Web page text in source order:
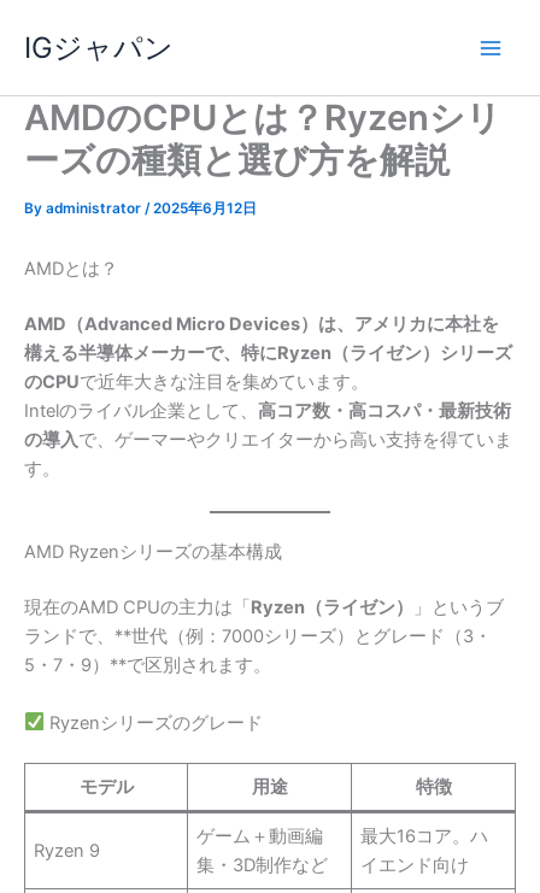
ス
IGジャパン
AMDのCPUとは？Ryzenシリ
ーズの種類と選び方を解説
By administrator /2025年6月12日
AMDとは？
AMD（Advanced Micro Devices）は、アメリカに本社を
構える半導体メーカーで、特にRyzen（ライゼン）シリーズ
のCPUで近年大きな注目を集めています。
Intelのライバル企業として、 高コア数・高コスパ・最新技術
の導入で、ゲーマーやクリエイターから高い支持を得ていま
す。
AMD Ryzenシリーズの基本構成
現在のAMD CPUの主力は「Ryzen（ライゼン）
」というブ
ランドで、**世代（例：7000シリーズ）とグレード（3・
5・7・9）**で区別されます。
Ryzenシリーズのグレード
モデル 用途 特徴
Ryzen 9
ゲーム＋動画編
集・3D制作など
最大16コア。ハ
イエンド向け